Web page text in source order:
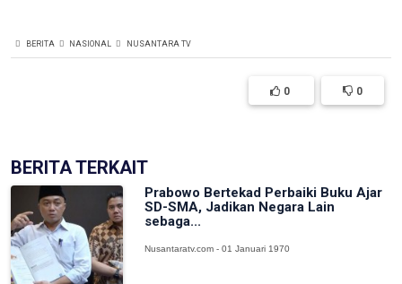
BERITA NASIONAL NUSANTARA TV
0 0
BERITA TERKAIT
Prabowo Bertekad Perbaiki Buku Ajar
SD-SMA, Jadikan Negara Lain
sebaga...
Nusantaratv.com - 01 Januari 1970